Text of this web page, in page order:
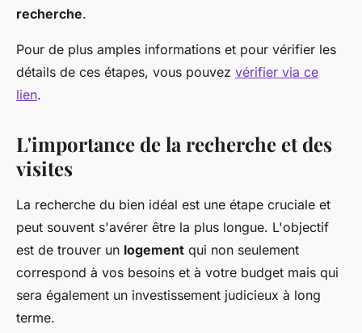
recherche.
Pour de plus amples informations et pour vérifier les
détails de ces étapes, vous pouvez vérifier via ce
lien.
L'importance de la recherche et des
visites
La recherche du bien idéal est une étape cruciale et
peut souvent s'avérer être la plus longue. L'objectif
est de trouver un logement qui non seulement
correspond à vos besoins et à votre budget mais qui
sera également un investissement judicieux à long
terme.